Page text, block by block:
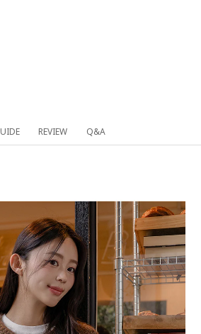
lined Banding Pants
REVIEW Q&A